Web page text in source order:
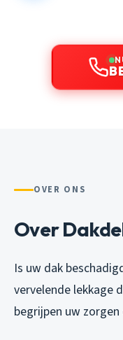
OVER ONS
Over
Is uw dak
vervelende lekkage
begrijpen uw